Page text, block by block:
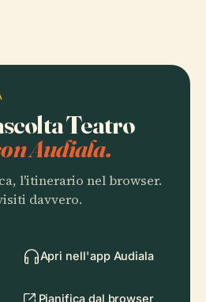
Teatro
Audiala.
l'itinerario nel browser.
davvero.
Apri nell'app Audiala
Pianifica dal browser